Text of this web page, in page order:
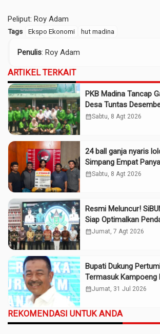
Peliput: Roy Adam
Tags Ekspo Ekonomi hut madina
Penulis: Roy Adam
ARTIKEL TERKAIT
PKB Madina Tancap
Desa Tuntas
Adalah Tokoh”
calendar_monthSabtu, 8 Agt 2026
24 ball ganja nyaris
Simpang Empat
calendar_monthSabtu, 8 Agt 2026
Resmi Meluncur!
Siap Optimalkan
Madina
calendar_monthJumat, 7 Agt 2026
Bupati Dukung
Termasuk Kampoeng
calendar_monthJumat, 31 Jul 2026
REKOMENDASI UNTUK ANDA